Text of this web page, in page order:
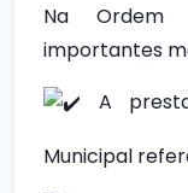
Na Ordem
importantes
A
Municipal